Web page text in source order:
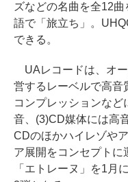
ズなどの名曲を全12
語で「旅立ち」。
できる。
UAレコードは、オ
営するレーベルで高音
コンプレッションな
音、(3)CD媒体には高
CDのほかハイレゾや
ア展開をコンセプトに
「エトレーヌ」を1月